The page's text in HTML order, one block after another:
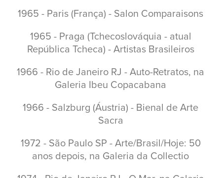
1965 - Paris (França) - Salon Comparaisons
1965 - Praga (Tchecoslováquia - atual
República Tcheca) - Artistas Brasileiros
1966 - Rio de Janeiro RJ - Auto-Retratos, na
Galeria Ibeu Copacabana
1966 - Salzburg (Áustria) - Bienal de Arte
Sacra
1972 - São Paulo SP - Arte/Brasil/Hoje: 50
anos depois, na Galeria da Collectio